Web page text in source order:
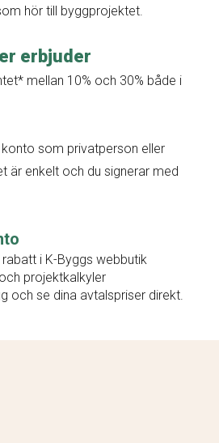
hör till byggprojektet.
erbjuder
mellan 10% och 30% både i
som privatperson eller
är enkelt och du signerar med
i K-Byggs webbutik
projektkalkyler
och se dina avtalspriser direkt.